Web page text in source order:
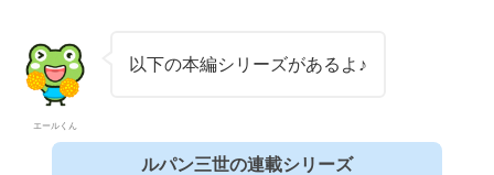
エールくん
以下の本編シリーズがあるよ♪
ルパン三世の連載シリーズ